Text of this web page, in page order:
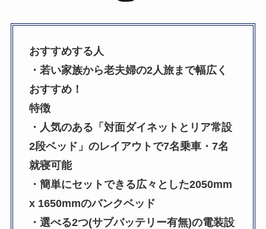
おすすめする人
・若い家族から老夫婦の2人旅まで幅広く
おすすめ！
特徴
・人気のある「対面ダイネットとリア常設
2段ベッド」のレイアウトで7名乗車・7名
就寝可能
・簡単にセットできる広々とした2050mm
x 1650mmのバンクベッド
・選べる2つ(サブバッテリー有無)の電装設